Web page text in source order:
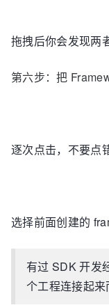
拖拽后你会发现两
第六步：把
逐次点击，不要点
选择前面创建的
有过 SDK 开发
个工程连接起来